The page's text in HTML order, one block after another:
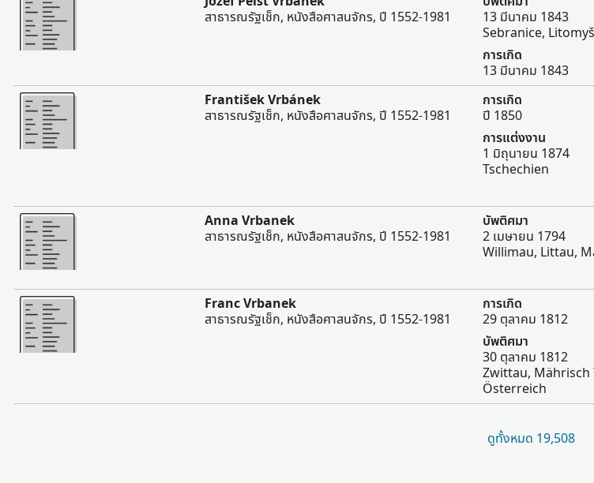
สาธารณรัฐเช็ก, หนังสือศาสนจักร, ปี 1552-1981
13 มีนาคม 1843
Sebranice,
การเกิด
13 มีนาคม 1843
มากขึ้น
František Vrbánek
สาธารณรัฐเช็ก, หนังสือศาสนจักร, ปี 1552-1981
การเกิด
ปี 1850
การแต่งงาน
1 มิถุนายน 1874
Tschechien
มากขึ้น
Anna Vrbanek
สาธารณรัฐเช็ก, หนังสือศาสนจักร, ปี 1552-1981
บัพติศมา
2 เมษายน 1794
Willimau, Littau,
มากขึ้น
Franc Vrbanek
สาธารณรัฐเช็ก, หนังสือศาสนจักร, ปี 1552-1981
การเกิด
29 ตุลาคม 1812
บัพติศมา
30 ตุลาคม 1812
Zwittau, Mährisch
Österreich
ดูทั้งหมด 19,508